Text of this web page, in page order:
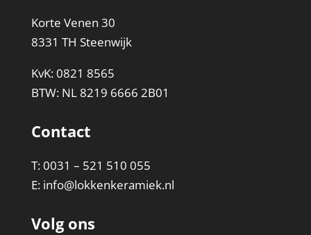
Korte Venen 30
8331 TH Steenwijk
KvK: 0821 8565
BTW: NL 8219 6666 2B01
Contact
T: 0031 – 521 510 055
E: info@lokkenkeramiek.nl
Volg ons